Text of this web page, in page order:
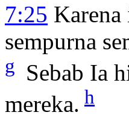
7:25
sempurna
g
Sebab Ia
mereka. h